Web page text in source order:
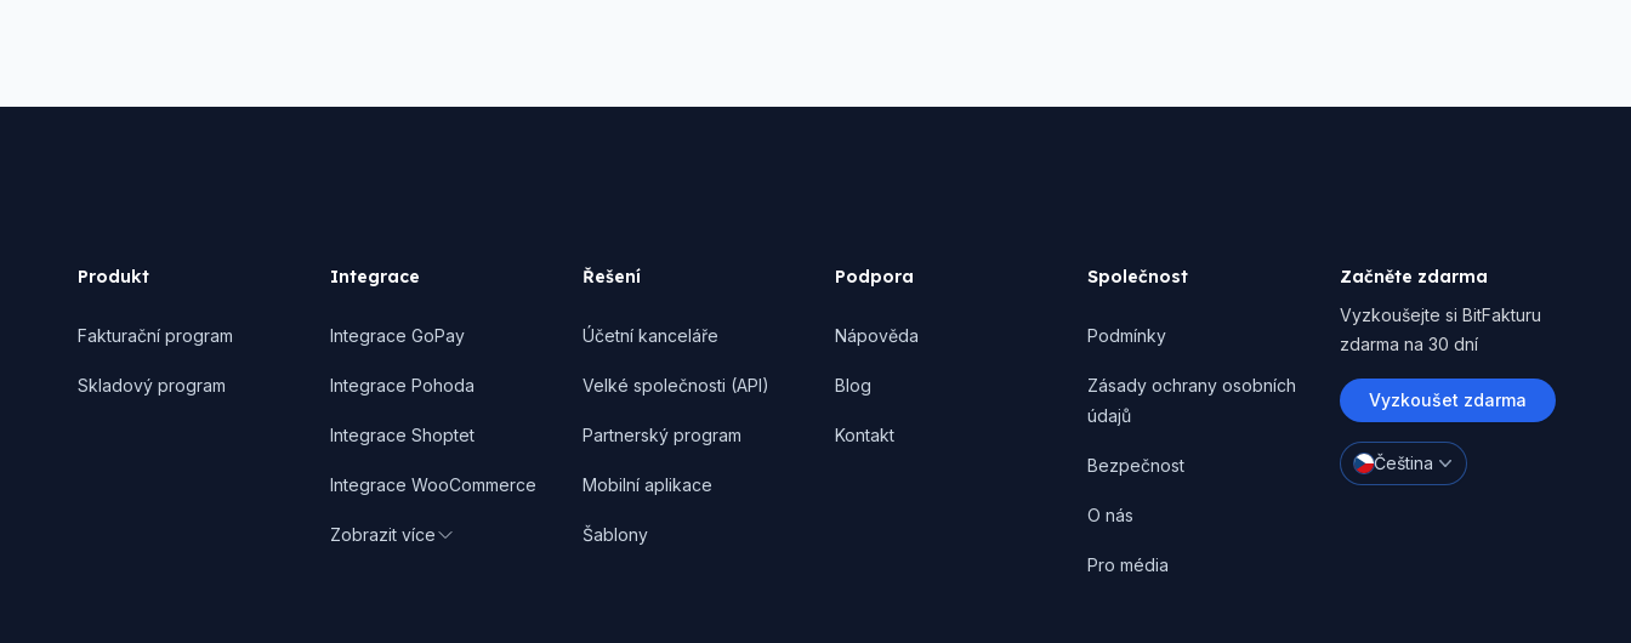
Produkt
Fakturační program
Skladový program
Integrace
Integrace GoPay
Integrace Pohoda
Integrace Shoptet
Integrace WooCommerce
Zobrazit více
Řešení
Účetní kanceláře
Velké společnosti (API)
Partnerský program
Mobilní aplikace
Šablony
Podpora
Nápověda
Blog
Kontakt
Společnost
Podmínky
Zásady ochrany osobních
údajů
Bezpečnost
O nás
Pro média
Začněte zdarma
Vyzkoušejte si BitFakturu
zdarma na 30 dní
Vyzkoušet zdarma
Čeština